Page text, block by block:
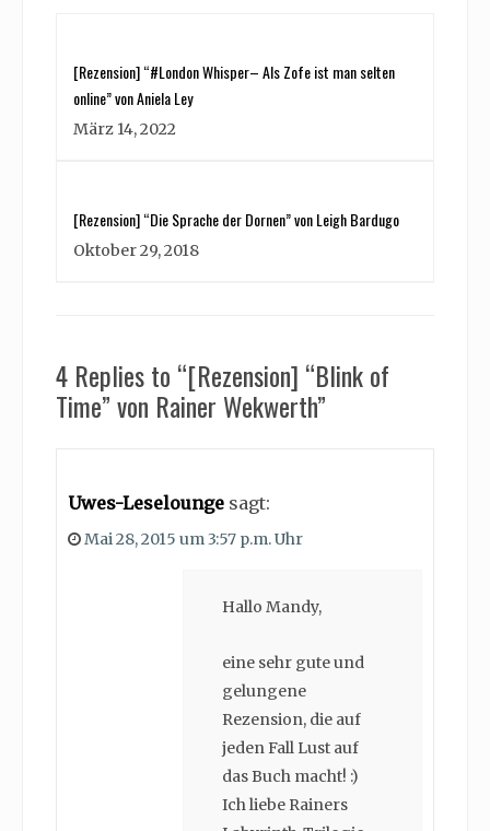
[Rezension] “#London Whisper– Als Zofe ist man selten
online” von Aniela Ley
März 14, 2022
[Rezension] “Die Sprache der Dornen” von Leigh Bardugo
Oktober 29, 2018
4 Replies to “[Rezension] “Blink of
Time” von Rainer Wekwerth”
Uwes-Leselounge sagt:
Mai 28, 2015 um 3:57 p.m. Uhr
Hallo Mandy,
eine sehr gute und
gelungene
Rezension, die auf
jeden Fall Lust auf
das Buch macht! :)
Ich liebe Rainers